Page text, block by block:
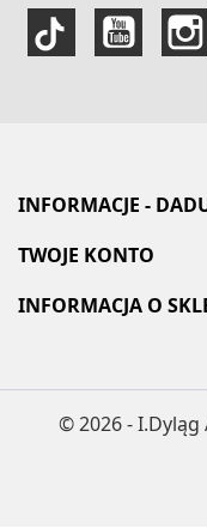
INFORMACJE -
TWOJE KONTO
INFORMACJA O
© 2026 - I.Dyląg